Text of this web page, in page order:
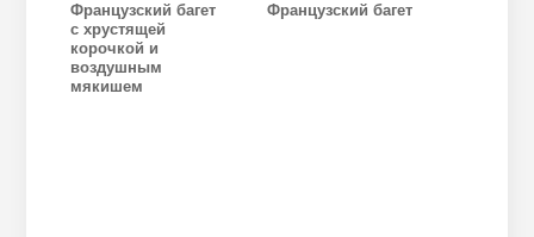
Французский багет
с хрустящей
корочкой и
воздушным
мякишем
Французский багет